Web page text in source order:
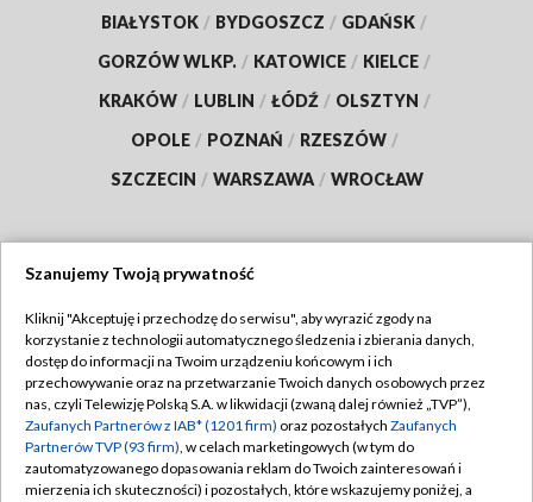
BIAŁYSTOK / BYDGOSZCZ / GDAŃSK /
GORZÓW WLKP. / KATOWICE / KIELCE /
KRAKÓW / LUBLIN / ŁÓDŹ / OLSZTYN /
OPOLE / POZNAŃ / RZESZÓW /
SZCZECIN / WARSZAWA / WROCŁAW
TVP
Abonament TVP
Emisja w TVP
Centrum informacji TVP
Regulamin TVP
Polityka prywatności
Moje zgody
Szanujemy Twoją prywatność
Kliknij "Akceptuję i przechodzę do serwisu", aby wyrazić zgody na
korzystanie z technologii automatycznego śledzenia i zbierania danych,
dostęp do informacji na Twoim urządzeniu końcowym i ich
przechowywanie oraz na przetwarzanie Twoich danych osobowych przez
nas, czyli Telewizję Polską S.A. w likwidacji (zwaną dalej również „TVP”),
Zaufanych Partnerów z IAB* (1201 firm) oraz pozostałych Zaufanych
Partnerów TVP (93 firm), w celach marketingowych (w tym do
zautomatyzowanego dopasowania reklam do Twoich zainteresowań i
mierzenia ich skuteczności) i pozostałych, które wskazujemy poniżej, a